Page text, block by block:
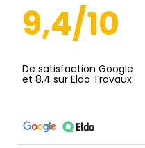
9,4/10
De satisfaction Google
et 8,4 sur Eldo Travaux